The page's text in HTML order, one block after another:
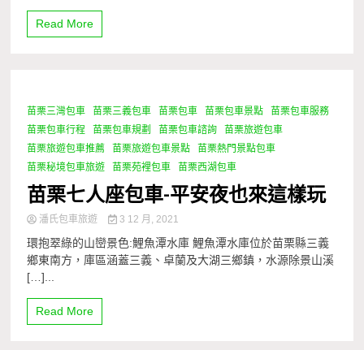
Read More
1 Minute
苗栗三灣包車 苗栗三義包車 苗栗包車 苗栗包車景點
苗栗包車服務
苗栗包車行程
苗栗包車規劃 苗栗包車諮詢
苗栗旅遊包車
苗栗旅遊包車推薦
苗栗旅遊包車景點
苗栗熱門景點包車
苗栗秘境包車旅遊
苗栗苑裡包車 苗栗西湖包車
苗栗七人座包車-平安夜也來這樣玩
潘氏包車旅遊 3 12 月, 2021
環抱翠綠的山巒景色:鯉魚潭水庫 鯉魚潭水庫位於苗栗縣三義
鄉東南方，庫區涵蓋三義、卓蘭及大湖三鄉鎮，水源除景山溪
[…]...
Read More